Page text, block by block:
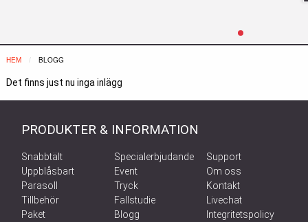
HEM NUVARANDE:
BLOGG
Det finns just nu inga inlägg
PRODUKTER & INFORMATION
Snabbtält
Uppblåsbart
Parasoll
Tillbehör
Paket
Specialerbjudande
Event
Tryck
Fallstudie
Blogg
Support
Om oss
Kontakt
Livechat
Integritetspolicy